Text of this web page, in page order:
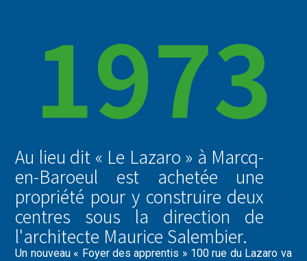
1973
Au lieu dit « Le Lazaro » à Marcq-
en-Baroeul est achetée une
propriété pour y construire deux
centres sous la direction de
l'architecte Maurice Salembier.
Un nouveau « Foyer des apprentis » 100 rue du Lazaro va